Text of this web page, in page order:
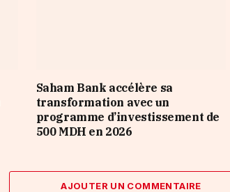
Saham Bank accélère sa
transformation avec un
programme d’investissement de
500 MDH en 2026
AJOUTER UN COMMENTAIRE